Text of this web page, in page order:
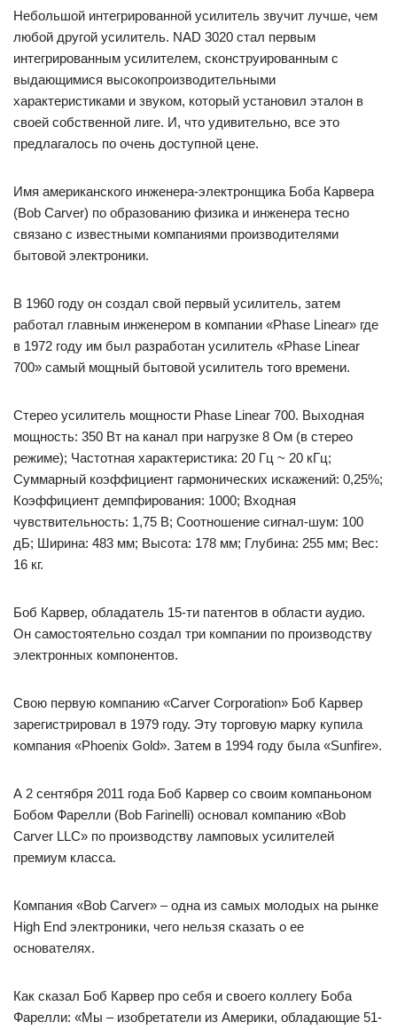
Небольшой интегрированной усилитель звучит лучше, чем
любой другой усилитель. NAD 3020 стал первым
интегрированным усилителем, сконструированным с
выдающимися высокопроизводительными
характеристиками и звуком, который установил эталон в
своей собственной лиге. И, что удивительно, все это
предлагалось по очень доступной цене.
Имя американского инженера-электронщика Боба Карвера
(Bob Carver) по образованию физика и инженера тесно
связано с известными компаниями производителями
бытовой электроники.
В 1960 году он создал свой первый усилитель, затем
работал главным инженером в компании «Phase Linear» где
в 1972 году им был разработан усилитель «Phase Linear
700» самый мощный бытовой усилитель того времени.
Стерео усилитель мощности Phase Linear 700. Выходная
мощность: 350 Вт на канал при нагрузке 8 Ом (в стерео
режиме); Частотная характеристика: 20 Гц ~ 20 кГц;
Суммарный коэффициент гармонических искажений: 0,25%;
Коэффициент демпфирования: 1000; Входная
чувствительность: 1,75 В; Соотношение сигнал-шум: 100
дБ; Ширина: 483 мм; Высота: 178 мм; Глубина: 255 мм; Вес:
16 кг.
Боб Карвер, обладатель 15-ти патентов в области аудио.
Он самостоятельно создал три компании по производству
электронных компонентов.
Свою первую компанию «Carver Corporation» Боб Карвер
зарегистрировал в 1979 году. Эту торговую марку купила
компания «Phoenix Gold». Затем в 1994 году была «Sunfire».
А 2 сентября 2011 года Боб Карвер со своим компаньоном
Бобом Фарелли (Bob Farinelli) основал компанию «Bob
Carver LLC» по производству ламповых усилителей
премиум класса.
Компания «Bob Carver» – одна из самых молодых на рынке
High End электроники, чего нельзя сказать о ее
основателях.
Как сказал Боб Карвер про себя и своего коллегу Боба
Фарелли: «Мы – изобретатели из Америки, обладающие 51-